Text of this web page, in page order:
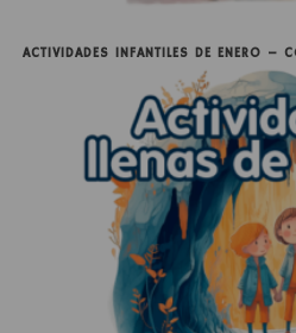
ACTIVIDADES INFANTILES DE ENERO –